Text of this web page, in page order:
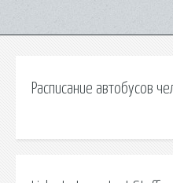
Расписание автобусов